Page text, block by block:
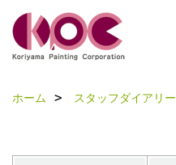
ホーム スタッフダイアリー